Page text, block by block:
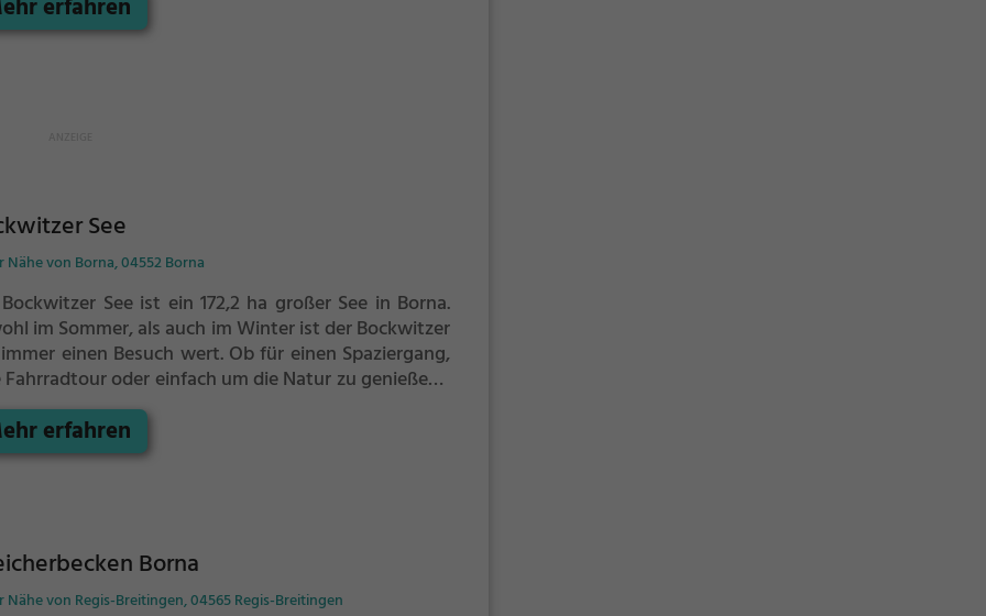
zahlreiche Möglichkeiten für Freizeitaktivitäten.
erfahren
See
Nähe von Borna, 04552 Borna
See ist ein 172,2 ha großer See in Borna.
im Sommer, als auch im Winter ist der Bockwitzer
einen Besuch wert. Ob für einen Spaziergang,
Fahrradtour oder einfach um die Natur zu genießen -
See bietet zahlreiche Möglichkeiten für
erfahren
Borna
Nähe von Regis-Breitingen, 04565 Regis-Breitingen